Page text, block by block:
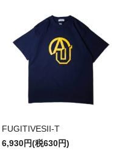
FUGITIVESII-T
6,930円(税630円)